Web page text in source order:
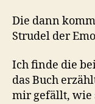
Die dann
Strudel der
Ich finde die
das Buch
mir gefällt, wie